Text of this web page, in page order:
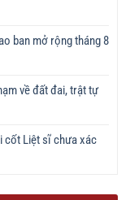
ban mở rộng tháng 8
về đất đai, trật tự
cốt Liệt sĩ chưa xác